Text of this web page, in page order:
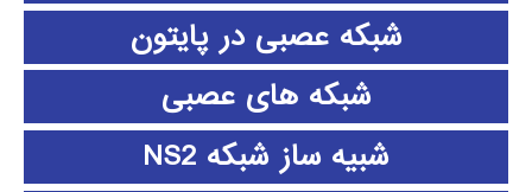
شبکه عصبی در پایتون
شبکه های عصبی
شبیه ساز شبکه NS2